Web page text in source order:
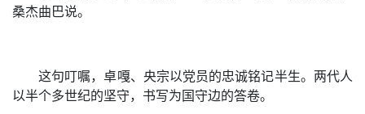
桑杰曲巴说。
这句叮嘱，卓嘎、央宗以党员的忠诚铭记半生。两代人
以半个多世纪的坚守，书写为国守边的答卷。